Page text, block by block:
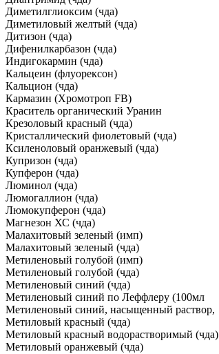
Диметилглиоксим (чда)
Диметиловый желтый (чда)
Дитизон (чда)
Дифенилкарбазон (чда)
Индигокармин (чда)
Кальцеин (флуорексон)
Кальцион (чда)
Кармазин (Хромотроп FB)
Краситель органический Уранин
Крезоловый красный (чда)
Кристаллический фиолетовый (чда)
Ксиленоловый оранжевый (чда)
Купризон (чда)
Купферон (чда)
Люминол (чда)
Люмогаллион (чда)
Люмокупферон (чда)
Магнезон ХС (чда)
Малахитовый зеленый (имп)
Малахитовый зеленый (чда)
Метиленовый голубой (имп)
Метиленовый голубой (чда)
Метиленовый синий (чда)
Метиленовый синий по Леффлеру (100мл
Метиленовый синий, насыщенный раствор,
Метиловый красный (чда)
Метиловый красный водорастворимый (чда)
Метиловый оранжевый (чда)